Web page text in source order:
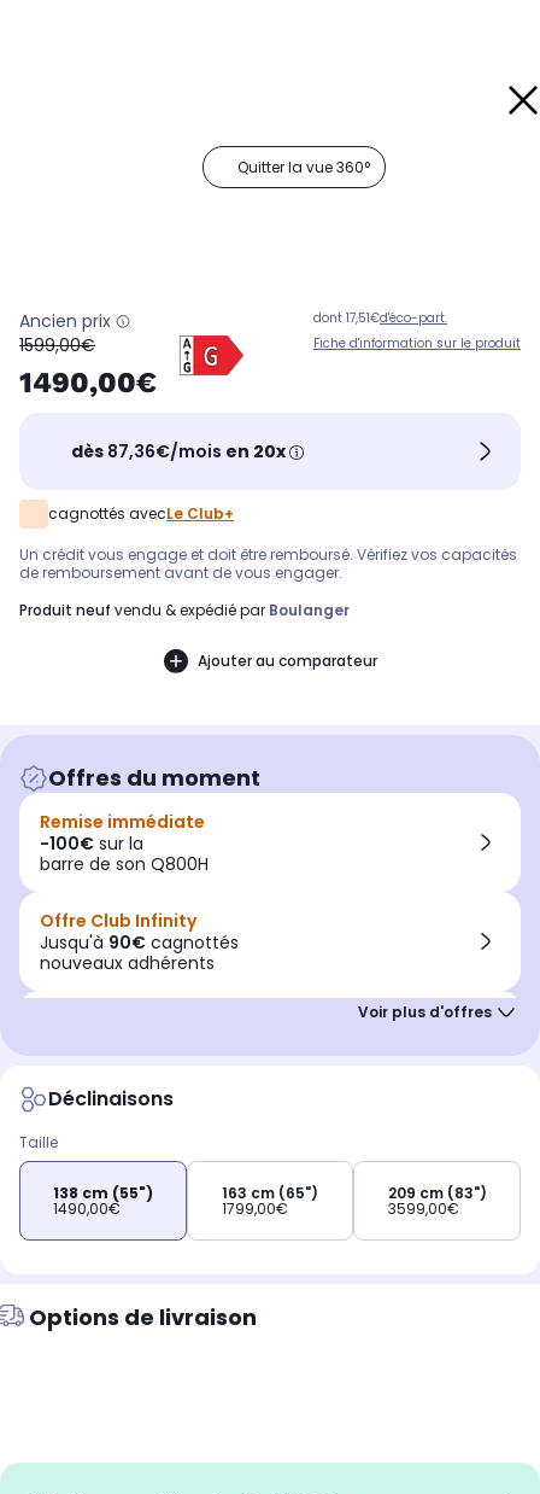
Quitter la vue 360°
Ancien prix
oldPrice
1599,00€
1490,00€
dont 17,51€d'éco-part.
Fiche d'information sur le produit
dès 87,36€/mois en 20x
cagnottés avecLe Club+
Un crédit vous engage et doit être remboursé. Vérifiez vos capacités
de remboursement avant de vous engager.
produit neuf vendu & expédié par Boulanger
Ajouter au comparateur
Offres du moment
Remise immédiate
-100€ sur la
barre de son Q800H
Offre Club Infinity
Jusqu'à 90€ cagnottés
nouveaux adhérents
Déclinaisons
Taille
138 cm (55")
1490,00€
163 cm (65")
1799,00€
209 cm (83")
3599,00€
Options de livraison